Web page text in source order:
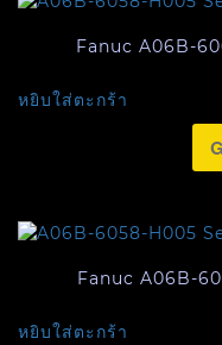
Fanuc A06B-
หยิบใส่ตะกร้า
Fanuc A06B-
หยิบใส่ตะกร้า